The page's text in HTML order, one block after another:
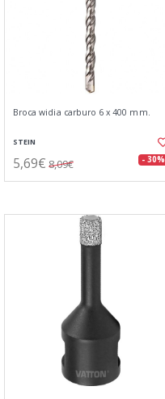
Broca widia carburo 6 x 400 mm.
STEIN
5,69€ 8,09€ - 30%